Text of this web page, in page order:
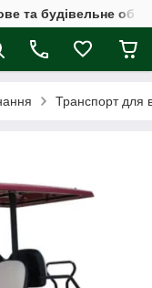
та будівельне
Транспорт для